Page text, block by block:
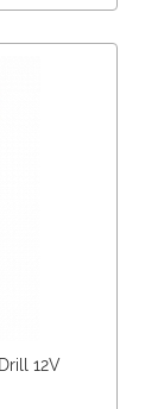
12V